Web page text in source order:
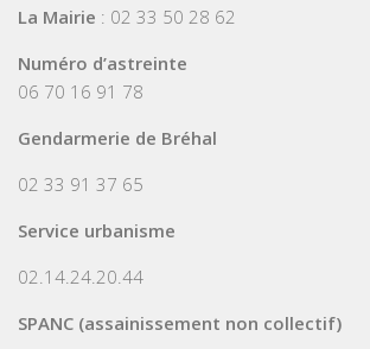
La Mairie : 02 33 50 28 62
Numéro d’astreinte
06 70 16 91 78
Gendarmerie de Bréhal
02 33 91 37 65
Service urbanisme
02.14.24.20.44
SPANC (assainissement non collectif)